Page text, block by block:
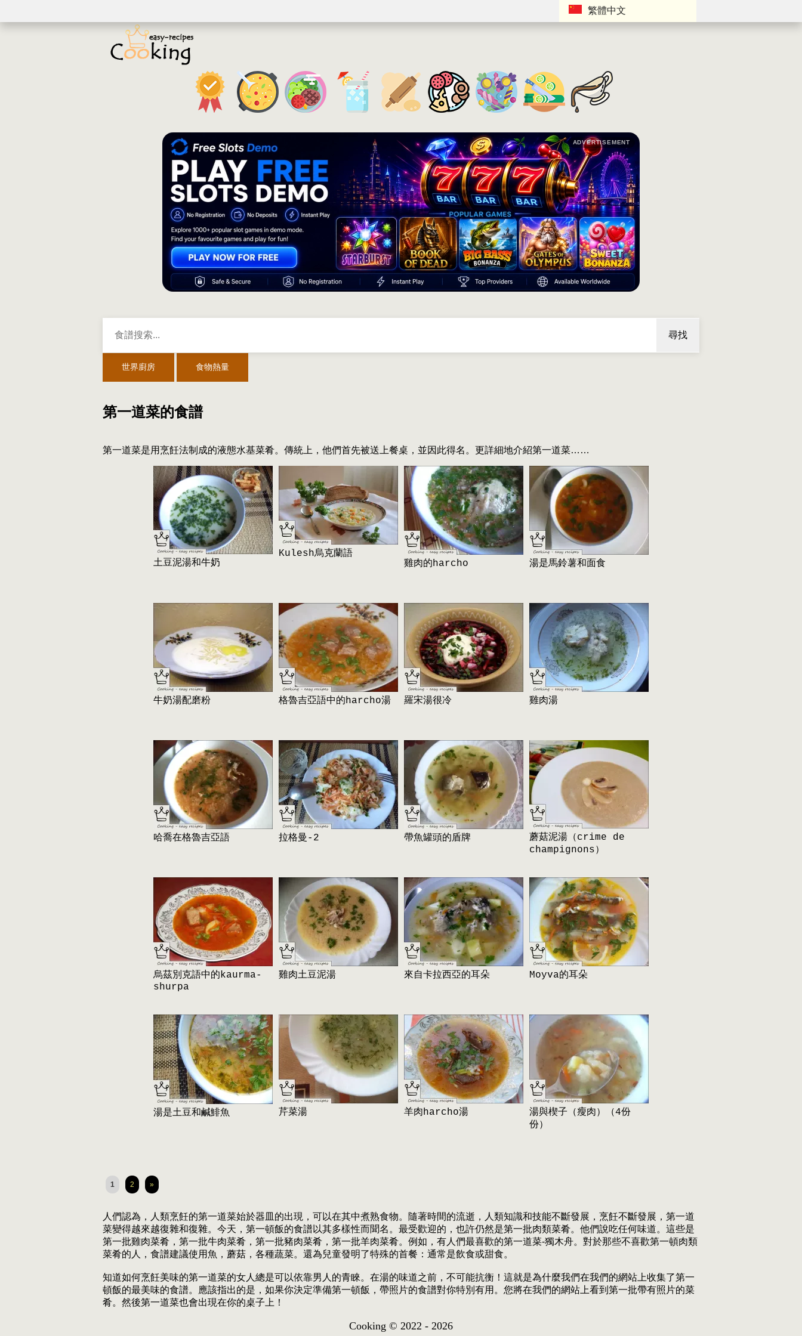
繁體中文
ADVERTISEMENT
尋找
世界廚房 食物熱量
第一道菜的食譜
第一道菜是用烹飪法制成的液態水基菜肴。傳統上，他們首先被送上餐桌，並因此得名。更詳細地介紹第一道菜……
土豆泥湯和牛奶
Kulesh烏克蘭語
雞肉的harcho
湯是馬鈴薯和面食
牛奶湯配磨粉 格魯吉亞語中的harcho湯 羅宋湯很冷 雞肉湯
哈喬在格魯吉亞語 拉格曼-2 帶魚罐頭的盾牌
蘑菇泥湯（crime de
champignons）
烏茲別克語中的kaurma-
shurpa
雞肉土豆泥湯 來自卡拉西亞的耳朵 Moyva的耳朵
湯是土豆和鹹鯡魚 芹菜湯 羊肉harcho湯
湯與楔子（瘦肉）（4份
份）
1 2 »
人們認為，人類烹飪的第一道菜始於器皿的出現，可以在其中煮熟食物。隨著時間的流逝，人類知識和技能不斷發展，烹飪不斷發展，第一道
菜變得越來越復雜和復雜。今天，第一頓飯的食譜以其多樣性而聞名。最受歡迎的，也許仍然是第一批肉類菜肴。他們說吃任何味道。這些是
第一批雞肉菜肴，第一批牛肉菜肴，第一批豬肉菜肴，第一批羊肉菜肴。例如，有人們最喜歡的第一道菜-獨木舟。對於那些不喜歡第一頓肉類
菜肴的人，食譜建議使用魚，蘑菇，各種蔬菜。還為兒童發明了特殊的首餐：通常是飲食或甜食。
知道如何烹飪美味的第一道菜的女人總是可以依靠男人的青睞。在湯的味道之前，不可能抗衡！這就是為什麼我們在我們的網站上收集了第一
頓飯的最美味的食譜。應該指出的是，如果你決定準備第一頓飯，帶照片的食譜對你特別有用。您將在我們的網站上看到第一批帶有照片的菜
肴。然後第一道菜也會出現在你的桌子上！
Cooking © 2022 - 2026